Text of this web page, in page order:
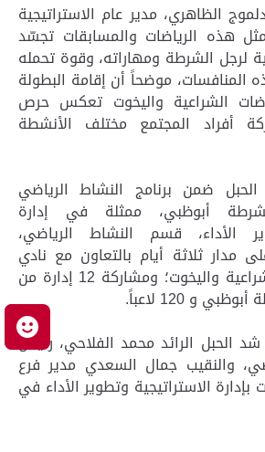
الظاهري، مدير عام الاستراتيجية
هذه الرياضات والمسابقات تجسّد
لرجل الشرطة ومهاراته، وقوة تحمله
المنافسات، موضحاً أن إقامة البطولة
الشراعية واليخوت تعكس حرص
أفراد المجتمع مختلف الأنشطة
ضمن برنامج النشاط الرياضي
أبوظبي، ممثلة في إدارة
الأداء، قسم النشاط الرياضي،
مدار ثلاثة أيام بالتعاون مع نادي
أبوظبي للرياضات الشراعية واليخوت؛ ومشاركة 12 إدارة من
و 120 لاعباً.
الحبل الرائد محمد الفلاحي، رئيس
والنقيب جمال السعدي مدير فرع
بإدارة الاستراتيجية وتطوير الأداء في